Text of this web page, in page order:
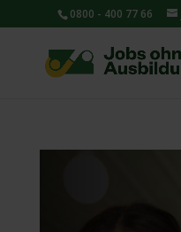
0800 - 400 77 66